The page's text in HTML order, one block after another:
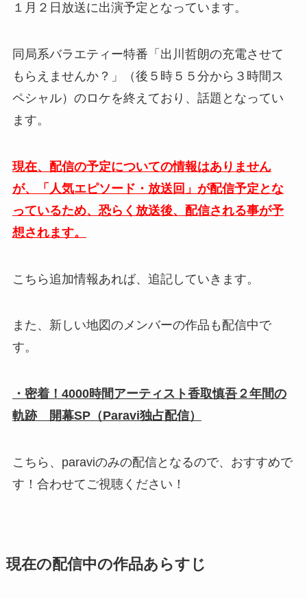
１月２日放送に出演予定となっています。
同局系バラエティー特番「出川哲朗の充電させて
もらえませんか？」（後５時５５分から３時間ス
ペシャル）のロケを終えており、話題となってい
ます。
現在、配信の予定についての情報はありません
が、「人気エピソード・放送回」が配信予定とな
っているため、恐らく放送後、配信される事が予
想されます。
こちら追加情報あれば、追記していきます。
また、新しい地図のメンバーの作品も配信中で
す。
・密着！4000時間アーティスト香取慎吾２年間の
軌跡 開幕SP（Paravi独占配信）
こちら、paraviのみの配信となるので、おすすめで
す！合わせてご視聴ください！
現在の配信中の作品あらすじ